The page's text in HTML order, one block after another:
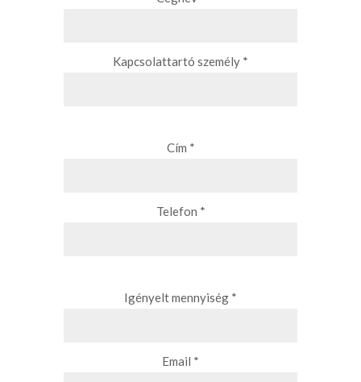
Kapcsolattartó személy *
Cím *
Telefon *
Igényelt mennyiség *
Email *